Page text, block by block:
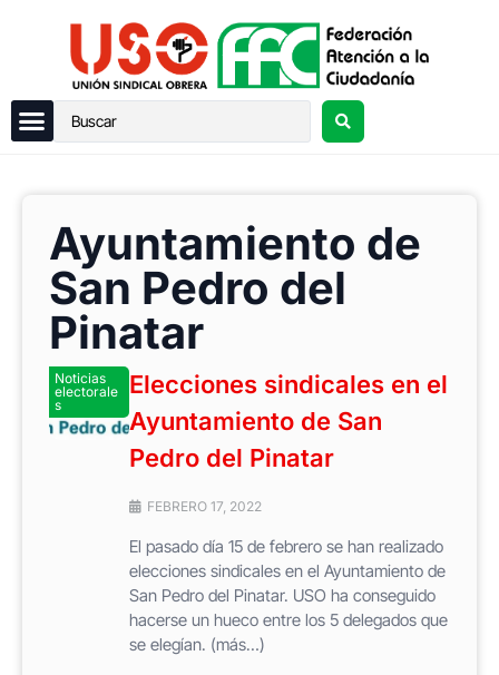
Ayuntamiento de
San Pedro del
Pinatar
Noticias
electorale
s
Elecciones sindicales en el
Ayuntamiento de San
Pedro del Pinatar
FEBRERO 17, 2022
El pasado día 15 de febrero se han realizado
elecciones sindicales en el Ayuntamiento de
San Pedro del Pinatar. USO ha conseguido
hacerse un hueco entre los 5 delegados que
se elegían. (más…)